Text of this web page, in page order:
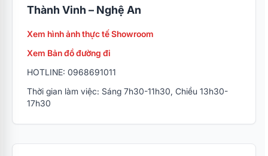
Thành Vinh – Nghệ An
Xem hình ảnh thực tế Showroom
Xem Bản đồ đường đi
HOTLINE: 0968691011
Thời gian làm việc: Sáng 7h30-11h30, Chiều 13h30-
17h30